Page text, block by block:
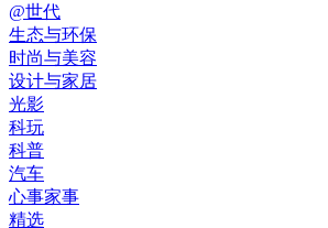
@世代
生态与环保
时尚与美容
设计与家居
光影
科玩
科普
汽车
心事家事
精选